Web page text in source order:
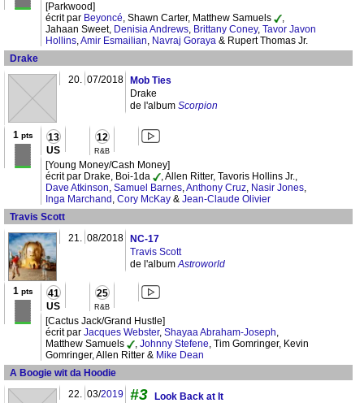
[Parkwood]
écrit par Beyoncé, Shawn Carter, Matthew Samuels
,
Jahaan Sweet, Denisia Andrews, Brittany Coney, Tavor Javon
Hollins,Amir Esmailian, Navraj Goraya & Rupert Thomas Jr.
Drake
20. 07/2018
Mob Ties
Drake
de l'album Scorpion
1 pts 13
US
12
R&B
[Young Money/Cash Money]
écrit par Drake, Boi-1da
, Allen Ritter, Tavoris Hollins Jr.,
Dave Atkinson, Samuel Barnes,Anthony Cruz, Nasir Jones,
Inga Marchand , Cory McKay & Jean-Claude Olivier
Travis Scott
21. 08/2018
NC-17
Travis Scott
de l'albumAstroworld
1 pts 41
US
25
R&B
[Cactus Jack/Grand Hustle]
écrit par Jacques Webster, Shayaa Abraham-Joseph,
Matthew Samuels
, Johnny Stefene, Tim Gomringer, Kevin
Gomringer, Allen Ritter & Mike Dean
A Boogie wit da Hoodie
22. 03/2019 #3
Look Back at It